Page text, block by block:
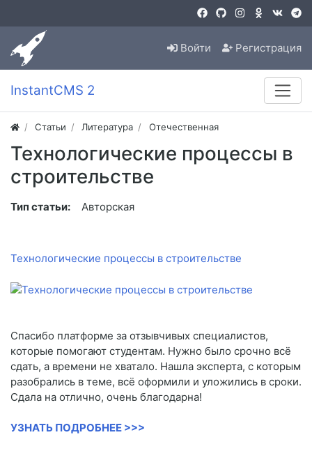
Войти Регистрация
InstantCMS 2
Статьи Литература Отечественная
Технологические процессы в
строительстве
Тип статьи: Авторская
Технологические процессы в строительстве
Спасибо платформе за отзывчивых специалистов,
которые помогают студентам. Нужно было срочно всё
сдать, а времени не хватало. Нашла эксперта, с которым
разобрались в теме, всё оформили и уложились в сроки.
Сдала на отлично, очень благодарна!
УЗНАТЬ ПОДРОБНЕЕ >>>